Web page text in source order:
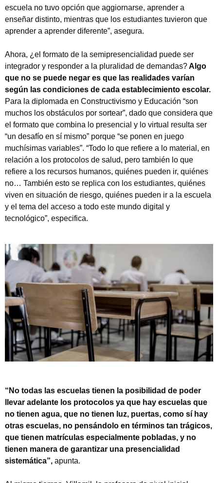
escuela no tuvo opción que aggiornarse, aprender a
enseñar distinto, mientras que los estudiantes tuvieron que
aprender a aprender diferente”, asegura.
Ahora, ¿el formato de la semipresencialidad puede ser
integrador y responder a la pluralidad de demandas?Algo
que no se puede negar es que las realidades varían
según las condiciones de cada establecimiento escolar.
Para la diplomada en Constructivismo y Educación “son
muchos los obstáculos por sortear”, dado que considera que
el formato que combina lo presencial y lo virtual resulta ser
“un desafío en sí mismo” porque “se ponen en juego
muchísimas variables”. “Todo lo que refiere a lo material, en
relación a los protocolos de salud, pero también lo que
refiere a los recursos humanos, quiénes pueden ir, quiénes
no… También esto se replica con los estudiantes, quiénes
viven en situación de riesgo, quiénes pueden ir a la escuela
y el tema del acceso a todo este mundo digital y
tecnológico”, especifica.
“No todas las escuelas tienen la posibilidad de poder
llevar adelante los protocolos ya que hay escuelas que
no tienen agua, que no tienen luz, puertas, como sí hay
otras escuelas, no pensándolo en términos tan trágicos,
que tienen matrículas especialmente pobladas, y no
tienen manera de garantizar una presencialidad
sistemática”, apunta.